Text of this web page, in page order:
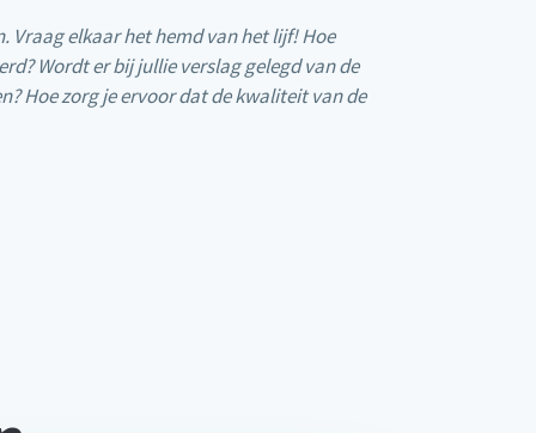
Vraag elkaar het hemd van het lijf! Hoe
Wordt er bij jullie verslag gelegd van de
Hoe zorg je ervoor dat de kwaliteit van de